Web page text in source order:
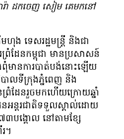
ា ដក​ចេញ សៀម គេ​មក​នៅ​
ហុង ទេសរដ្ឋមន្ត្រី និង​ជា​
ព្រំដែន​កម្ពុជា មាន​ប្រសាសន៍​
មាន​ការ​បាត់​បង់​នោះ​ឡើយ​
ាល​ទីក្រុង​ភ្នំពេញ និង​
រំដែន​រួច​មក​ហើយ​ក្រោយ​ឆ្នាំ​
អន្តរជាតិ​ទទួល​ស្គាល់​ដោយ​
៣​បង្គោល នៅ​តាម​ខ្សែ​
។